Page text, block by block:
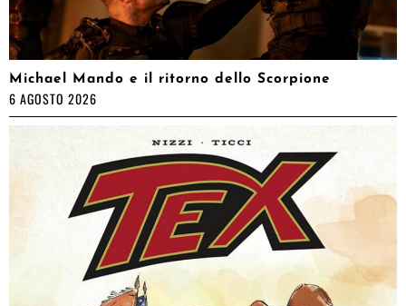
Michael Mando e il ritorno dello Scorpione
6 AGOSTO 2026